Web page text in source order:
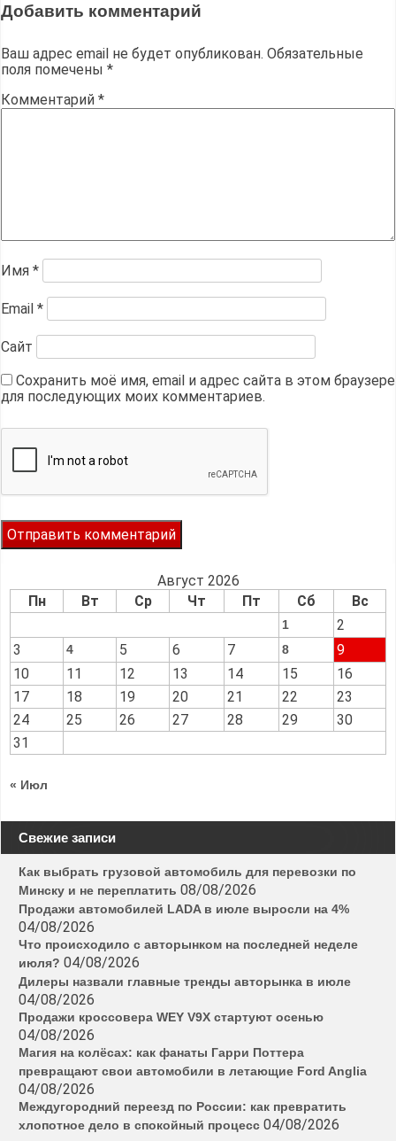
Добавить комментарий
Ваш адрес email не будет опубликован. Обязательные
поля помечены *
Комментарий *
Имя *
Email *
Сайт
Сохранить моё имя, email и адрес сайта в этом браузере
для последующих моих комментариев.
Август 2026
Пн
Вт Ср Чт Пт Сб Вс
1
2
3
4 5 6 7 8
9
10
11 12 13 14 15
16
17
18 19 20 21 22
23
24
25 26 27 28 29
30
31
« Июл
Свежие записи
Как выбрать грузовой автомобиль для перевозки по
Минску и не переплатить 08/08/2026
Продажи автомобилей LADA в июле выросли на 4%
04/08/2026
Что происходило с авторынком на последней неделе
июля? 04/08/2026
Дилеры назвали главные тренды авторынка в июле
04/08/2026
Продажи кроссовера WEY V9X стартуют осенью
04/08/2026
Магия на колёсах: как фанаты Гарри Поттера
превращают свои автомобили в летающие Ford Anglia
04/08/2026
Междугородний переезд по России: как превратить
хлопотное дело в спокойный процесс 04/08/2026